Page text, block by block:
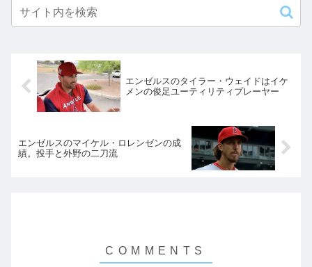
エンゼルスのタイラー・ウェイドはイケ
メンの俊足ユーティリティプレーヤー
エンゼルスのマイケル・ロレンゼンの成
績。投手と外野の二刀流